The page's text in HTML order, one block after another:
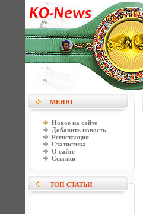
МЕНЮ
Новое на сайте
Добавить новость
Регистрация
Статистика
О сайте
Ссылки
ТОП СТАТЬИ